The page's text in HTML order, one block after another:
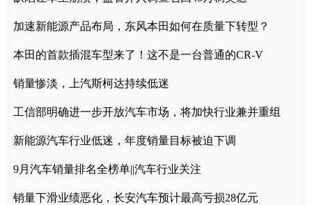
加速新能源产品布局，东风本田如何在质量下转型？
本田的首款插混车型来了！这不是一台普通的CR-V
销量惨淡，上汽斯柯达持续低迷
工信部明确进一步开放汽车市场，将加快行业兼并重组
新能源汽车行业低迷，年度销量目标被迫下调
9月汽车销量排名全榜单||汽车行业关注
销量下滑业绩恶化，长安汽车预计最高亏损28亿元